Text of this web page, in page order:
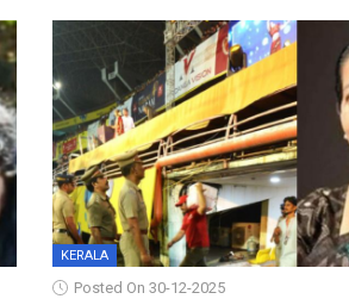
KERALA
Posted On 30-12-2025